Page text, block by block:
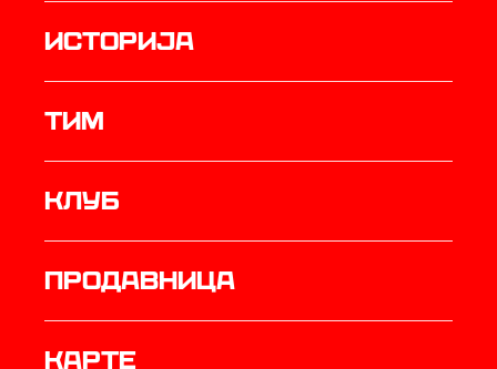
историја
ТИМ
Клуб
продавница
Карте